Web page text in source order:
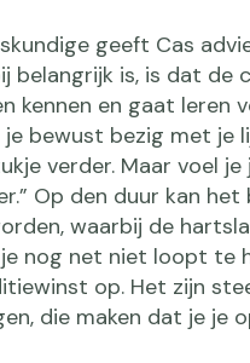
geeft Cas
belangrijk is, is dat de
kennen en gaat leren
bewust bezig met je
verder. Maar voel
Op den duur kan het
waarbij de
nog net niet loopt te
op. Het zijn
die maken dat je je